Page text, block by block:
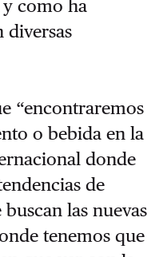
como ha
diversas
“encontraremos
o bebida en la
donde
de
las nuevas
tenemos que